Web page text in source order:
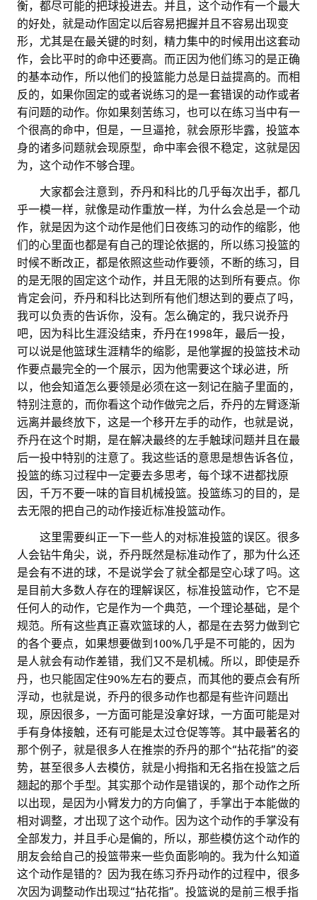
衡，都尽可能的把球投进去。并且，这个动作有一个最大
的好处，就是动作固定以后容易把握并且不容易出现变
形，尤其是在最关键的时刻，精力集中的时候用出这套动
作，会比平时的命中还要高。而正因为他们练习的是正确
的基本动作，所以他们的投篮能力总是日益提高的。而相
反的，如果你固定的或者说练习的是一套错误的动作或者
有问题的动作。你如果刻苦练习，也可以在练习当中有一
个很高的命中，但是，一旦逼抢，就会原形毕露，投篮本
身的诸多问题就会现原型，命中率会很不稳定，这就是因
为，这个动作不够合理。
大家都会注意到，乔丹和科比的几乎每次出手，都几
乎一模一样，就像是动作重放一样，为什么会总是一个动
作，就是因为这个动作是他们日夜练习的动作的缩影，他
们的心里面也都是有自己的理论依据的，所以练习投篮的
时候不断改正，都是依照这些动作要领，不断的练习，目
的是无限的固定这个动作，并且无限的达到所有要点。你
肯定会问，乔丹和科比达到所有他们想达到的要点了吗，
我可以负责的告诉你，没有。怎么确定的，我只说乔丹
吧，因为科比生涯没结束，乔丹在1998年，最后一投，
可以说是他篮球生涯精华的缩影，是他掌握的投篮技术动
作要点最完全的一个展示，因为他需要这个球必进，所
以，他会知道怎么要领是必须在这一刻记在脑子里面的，
特别注意的，而你看这个动作做完之后，乔丹的左臂逐渐
远离并最终放下，这是一个移开左手的动作，也就是说，
乔丹在这个时期，是在解决最终的左手触球问题并且在最
后一投中特别的注意了。我这些话的意思是想告诉各位，
投篮的练习过程中一定要去多思考，每个球不进都找原
因，千万不要一味的盲目机械投篮。投篮练习的目的，是
去无限的把自己的动作接近标准投篮动作。
这里需要纠正一下一些人的对标准投篮的误区。很多
人会钻牛角尖，说，乔丹既然是标准动作了，那为什么还
是会有不进的球，不是说学会了就全都是空心球了吗。这
是目前大多数人存在的理解误区，标准投篮动作，它不是
任何人的动作，它是作为一个典范，一个理论基础，是个
规范。所有这些真正喜欢篮球的人，都是在去努力做到它
的各个要点，如果想要做到100%几乎是不可能的，因为
是人就会有动作差错，我们又不是机械。所以，即使是乔
丹，也只能固定住90%左右的要点，而其他的要点会有所
浮动，也就是说，乔丹的很多动作也都是有些许问题出
现，原因很多，一方面可能是没拿好球，一方面可能是对
手有身体接触，还有可能是太过仓促等等。其中最著名的
那个例子，就是很多人在推崇的乔丹的那个“拈花指”的姿
势，甚至很多人去模仿，就是小拇指和无名指在投篮之后
翘起的那个手型。其实那个动作是错误的，那个动作之所
以出现，是因为小臂发力的方向偏了，手掌出于本能做的
相对调整，才出现了这个动作。因为这个动作的手掌没有
全部发力，并且手心是偏的，所以，那些模仿这个动作的
朋友会给自己的投篮带来一些负面影响的。我为什么知道
这个动作是错的？因为我在练习乔丹动作的过程中，很多
次因为调整动作出现过“拈花指”。投篮说的是前三根手指